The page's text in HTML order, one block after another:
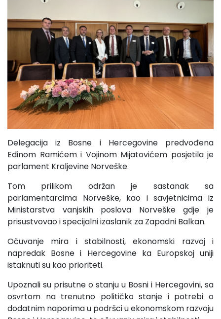
Delegacija iz Bosne i Hercegovine predvođena
Edinom Ramićem i Vojinom Mijatovićem posjetila je
parlament Kraljevine Norveške.
Tom prilikom održan je sastanak sa
parlamentarcima Norveške, kao i savjetnicima iz
Ministarstva vanjskih poslova Norveške gdje je
prisustvovao i specijalni izaslanik za Zapadni Balkan.
Očuvanje mira i stabilnosti, ekonomski razvoj i
napredak Bosne i Hercegovine ka Europskoj uniji
istaknuti su kao prioriteti.
Upoznali su prisutne o stanju u Bosni i Hercegovini, sa
osvrtom na trenutno političko stanje i potrebi o
dodatnim naporima u podršci u ekonomskom razvoju